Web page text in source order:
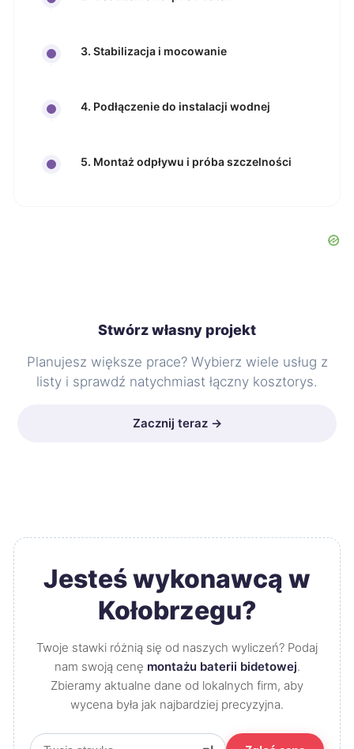
3. Stabilizacja i mocowanie
4. Podłączenie do instalacji wodnej
5. Montaż odpływu i próba szczelności
Stwórz własny projekt
Planujesz większe prace? Wybierz wiele usług z
listy i sprawdź natychmiast łączny kosztorys.
Zacznij teraz →
Jesteś wykonawcą w
Kołobrzegu?
Twoje stawki różnią się od naszych wyliczeń? Podaj
nam swoją cenę montażu baterii bidetowej.
Zbieramy aktualne dane od lokalnych firm, aby
wycena była jak najbardziej precyzyjna.